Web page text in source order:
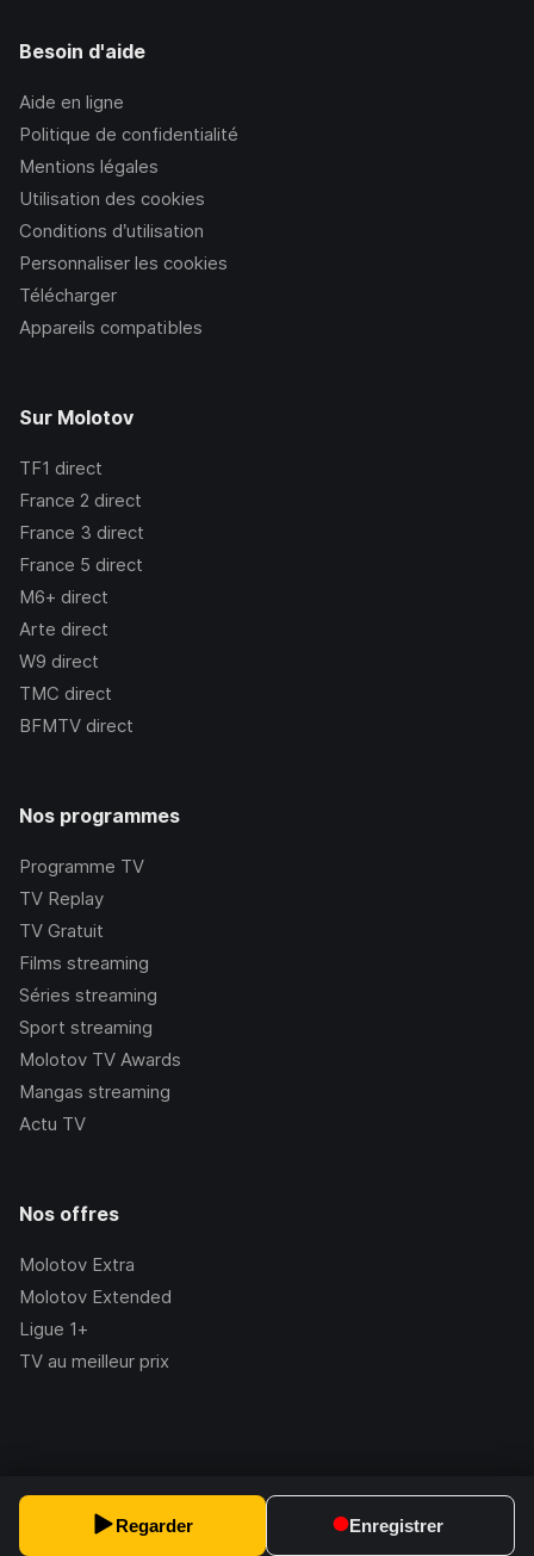
Regarder Enregistrer
Besoin d'aide
Aide en ligne
Politique de confidentialité
Mentions légales
Utilisation des cookies
Conditions d’utilisation
Personnaliser les cookies
Télécharger
Appareils compatibles
Sur Molotov
TF1 direct
France 2 direct
France 3 direct
France 5 direct
M6+ direct
Arte direct
W9 direct
TMC direct
BFMTV direct
Nos programmes
Programme TV
TV Replay
TV Gratuit
Films streaming
Séries streaming
Sport streaming
Molotov TV Awards
Mangas streaming
Actu TV
Nos offres
Molotov Extra
Molotov Extended
Ligue 1+
TV au meilleur prix
2.228.1